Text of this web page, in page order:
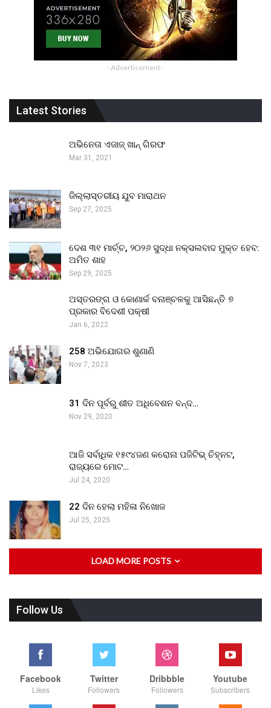
- Advertisement -
Latest Stories
ଅଭିନେତା ଏଜାଜ୍ ଖାନ୍ ଗିରଫ
Mar 31, 2021
ଜିଲ୍ଲାସ୍ତରୀୟ ଯୁବ ମାରାଥନ
Sep 27, 2025
ଦେଶ ୩୧ ମାର୍ଚ୍ଚ, ୨୦୨୬ ସୁଦ୍ଧା ନକ୍ସଲବାଦ ମୁକ୍ତ ହେବ:
ଅମିତ ଶାହ
Sep 29, 2025
ଅସ୍ତରଙ୍ଗ ଓ କୋଣାର୍କ ବନାଞ୍ଚଳକୁ ଆସିଛନ୍ତି ୭
ପ୍ରକାର ବିଦେଶୀ ପକ୍ଷୀ
Jan 6, 2022
258 ଅଭିଯୋଗର ଶୁଣାଣି
Nov 7, 2023
31 ଦିନ ପୂର୍ବରୁ ଶୀତ ଅଧିବେଶନ ବନ୍ଦ…
Nov 29, 2020
ଆଜି ସର୍ବାଧିକ ୧୫୯୪ଜଣ କରୋନା ପଜିଟିଭ୍ ଚିହ୍ନଟ,
ରାଜ୍ୟରେ ମୋଟ…
Jul 24, 2020
22 ଦିନ ହେଲା ମହିଳା ନିଖୋଜ
Jul 25, 2025
LOAD MORE POSTS
Follow Us
Facebook
Likes
Twitter
Followers
Dribbble
Followers
Youtube
Subscribers